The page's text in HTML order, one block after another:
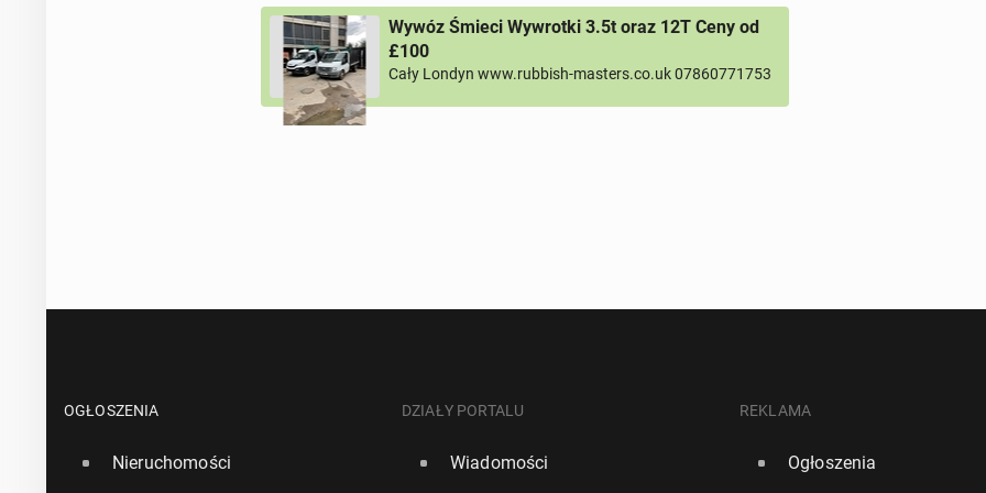
Wywóz Śmieci Wywrotki 3.5t oraz 12T Ceny od
£100
Cały Londyn www.rubbish-masters.co.uk 07860771753
OGŁOSZENIA
Nieruchomości
DZIAŁY PORTALU
Wiadomości
REKLAMA
Ogłoszenia